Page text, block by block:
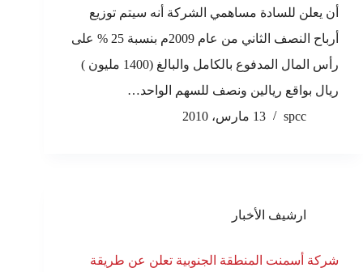
أن يعلن للسادة مساهمي الشركة أنه سيتم توزيع
أرباح النصف الثاني من عام 2009م بنسبة 25 % على
رأس المال المدفوع بالكامل والبالغ (1400 مليون )
ريال بواقع ريالين ونصف للسهم الواحد…
spcc
13 مارس، 2010
ارشيف الأخبار
شركة أسمنت المنطقة الجنوبية تعلن عن طريقة